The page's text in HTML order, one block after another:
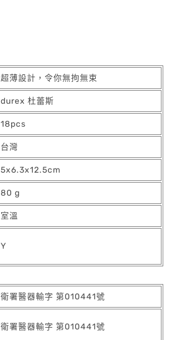
超薄設計，令你無拘無束
durex 杜蕾斯
18pcs
台灣
5x6.3x12.5cm
80 g
室溫
Y
衛署醫器輸字 第010441號
衛署醫器輸字 第010441號